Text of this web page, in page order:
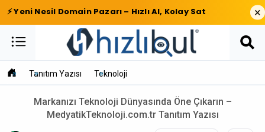
⚡ Yeni Nesil Domain Pazarı – Hızlı Al, Kolay Sat ×
Tanıtım Yazısı Teknoloji
Markanızı Teknoloji Dünyasında Öne Çıkarın –
MedyatikTeknoloji.com.tr Tanıtım Yazısı